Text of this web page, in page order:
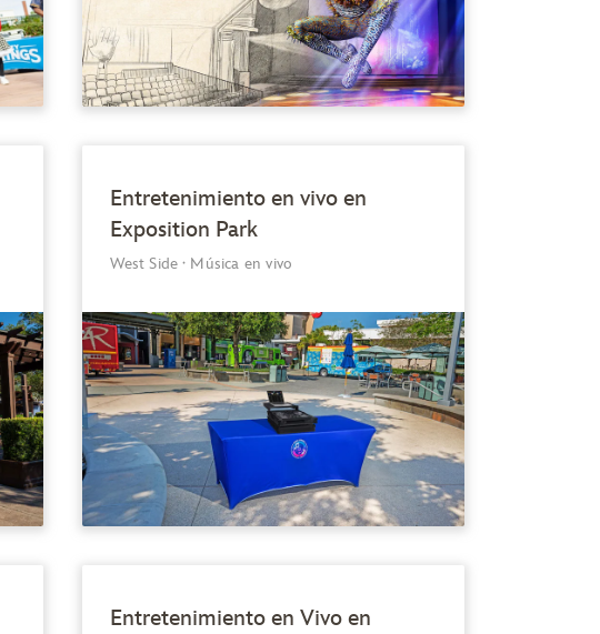
Entretenimiento en vivo en
Exposition Park
West Side · Música en vivo
Entretenimiento en Vivo en